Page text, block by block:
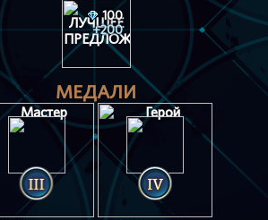
100
+200
МЕДАЛИ